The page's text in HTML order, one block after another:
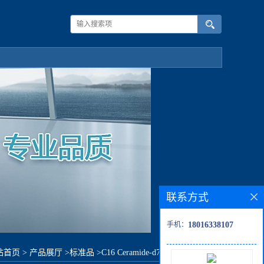
首页 > 产品展厅 >标准品 >C16 Ceramide-d7 (d18:1-d7/16:0)
联系方式
手机： 18016338107